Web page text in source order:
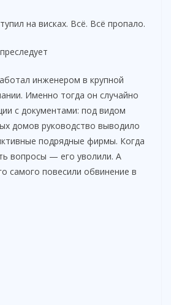
на висках. Всё. Всё пропало.
инженером в крупной
Именно тогда он случайно
с документами: под видом
домов руководство выводило
подрядные фирмы. Когда
вопросы — его уволили. А
самого повесили обвинение в